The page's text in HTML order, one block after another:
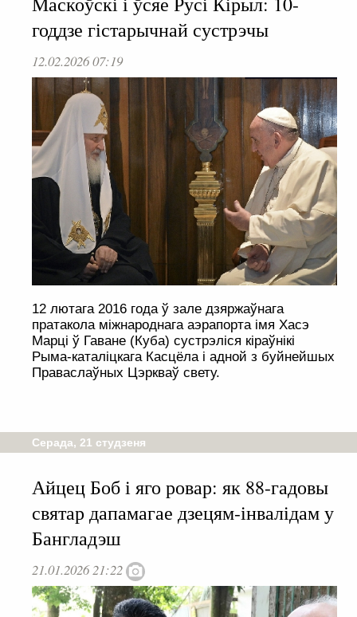
годдзе гістарычнай сустрэчы
12.02.2026 07:19
12 лютага 2016 года ў зале дзяржаўнага
пратакола міжнароднага аэрапорта імя Хасэ
Марці ў Гаване (Куба) сустрэліся кіраўнікі
Рыма-каталіцкага Касцёла і адной з буйнейшых
Праваслаўных Цэркваў свету.
Серада, 21 студзеня
Айцец Боб і яго ровар: як 88-гадовы
святар дапамагае дзецям-інвалідам у
Бангладэш
21.01.2026 21:22